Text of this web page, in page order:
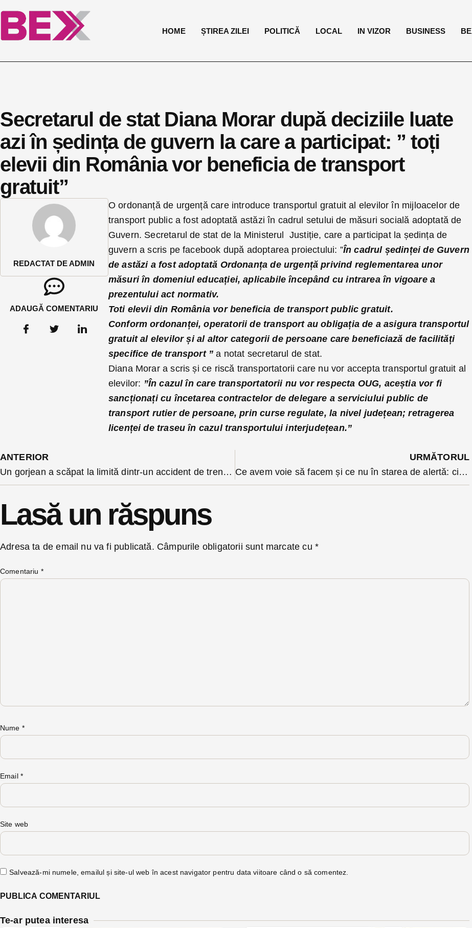
HOME ȘTIREA ZILEI POLITICĂ LOCAL IN VIZOR BUSINESS
Secretarul de stat Diana Morar după deciziile luate
azi în ședința de guvern la care a participat: ” toți
elevii din România vor beneficia de transport
gratuit”
REDACTAT DE ADMIN
ADAUGĂ COMENTARIU
O ordonanță de urgență care introduce transportul gratuit al elevilor în mijloacelor de
transport public a fost adoptată astăzi în cadrul setului de măsuri socială adoptată de
Guvern. Secretarul de stat de la Ministerul Justiție, care a participat la ședința de
guvern a scris pe facebook după adoptarea proiectului: ”În cadrul ședinței de Guvern
de astăzi a fost adoptată Ordonanța de urgență privind reglementarea unor
măsuri în domeniul educației, aplicabile începând cu intrarea în vigoare a
prezentului act normativ.
Toti elevii din România vor beneficia de transport public gratuit.
Conform ordonanței, operatorii de transport au obligația de a asigura transportul
gratuit al elevilor și al altor categorii de persoane care beneficiază de facilități
specifice de transport ”a notat secretarul de stat.
Diana Morar a scris și ce riscă transportatorii care nu vor accepta transportul gratuit al
elevilor: ”În cazul în care transportatorii nu vor respecta OUG, aceștia vor fi
sancționați cu încetarea contractelor de delegare a serviciului public de
transport rutier de persoane, prin curse regulate, la nivel județean; retragerea
licenței de traseu în cazul transportului interjudețean.”
ANTERIOR
Un gorjean a scăpat la limită dintr-un accident de tren în apropierea Bistriței
URMĂTORUL
Ce avem voie să facem și ce nu în starea de alertă: circulăm în afara localităților doar cu motiv și declarație, terasele rămân închise, parcurile se deschid, nu și locurile de joacă (TEXT INTEGRAL hotărâre)
Lasă un răspuns
Adresa ta de email nu va fi publicată. Câmpurile obligatorii sunt marcate cu *
Comentariu *
Nume *
Email *
Site web
Salvează-mi numele, emailul și site-ul web în acest navigator pentru data viitoare când o să comentez.
Te-ar putea interesa